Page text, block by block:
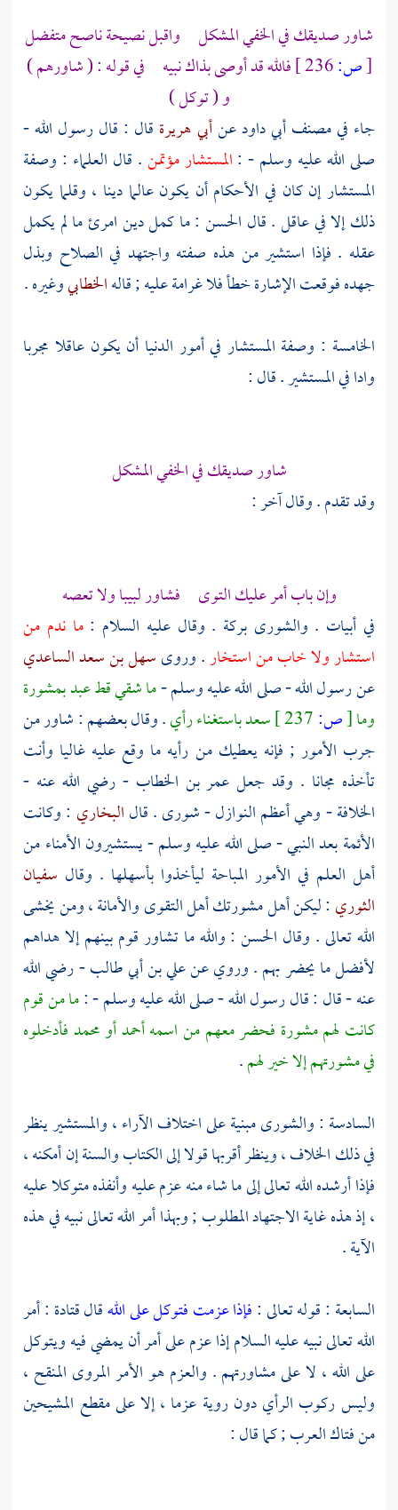
شاور صديقك في الخفي المشكل واقبل نصيحة ناصح متفضل
[ص:
فالله قد أوصى بذاك نبيه في قوله : ( شاورهم )
و ( توكل )
جاء في مصنفأبي داودعنأبي هريرة قال : قال رسول الله -
صلى الله عليه وسلم - :المستشار مؤتمن. قال العلماء : وصفة
المستشار إن كان في الأحكام أن يكون عالما دينا ، وقلما يكون
ذلك إلا في عاقل . قال الحسن : ما كمل دين امرئ ما لم يكمل
عقله . فإذا استشير من هذه صفته واجتهد في الصلاح وبذل
جهده فوقعت الإشارة خطأ فلا غرامة عليه ; قالهالخطابيوغيره .
الخامسة : وصفة المستشار في أمور الدنيا أن يكون عاقلا مجربا
وادا في المستشير . قال :
شاور صديقك في الخفي المشكل
وقد تقدم . وقال آخر :
وإن باب أمر عليك التوى فشاور لبيبا ولا تعصه
في أبيات . والشورى بركة . وقال عليه السلام :ما ندم من
استشار ولا خاب من استخار. وروىسهل بن سعد الساعدي
عن رسول الله - صلى الله عليه وسلم -ما شقي قط عبد بمشورة
وما[ص: سعد باستغناء رأي. وقال بعضهم : شاور من
جرب الأمور ; فإنه يعطيك من رأيه ما وقع عليه غاليا وأنت
تأخذه مجانا . وقد جعل عمر بن الخطاب- رضي الله عنه -
الخلافة - وهي أعظم النوازل - شورى . قالالبخاري : وكانت
الأئمة بعد النبي - صلى الله عليه وسلم - يستشيرون الأمناء من
أهل العلم في الأمور المباحة ليأخذوا بأسهلها . وقال سفيان
الثوري : ليكن أهل مشورتك أهل التقوى والأمانة ، ومن يخشى
الله تعالى . وقال الحسن : والله ما تشاور قوم بينهم إلا هداهم
لأفضل ما يحضر بهم . وروي عنعلي بن أبي طالب- رضي الله
عنه - قال : قال رسول الله - صلى الله عليه وسلم - :ما من قوم
كانت لهم مشورة فحضر معهم من اسمه أحمد أو محمد فأدخلوه
في مشورتهم إلا خير لهم.
السادسة : والشورى مبنية على اختلاف الآراء ، والمستشير ينظر
في ذلك الخلاف ، وينظر أقربها قولا إلى الكتاب والسنة إن أمكنه ،
فإذا أرشده الله تعالى إلى ما شاء منه عزم عليه وأنفذه متوكلا عليه
، إذ هذه غاية الاجتهاد المطلوب ; وبهذا أمر الله تعالى نبيه في هذه
الآية .
السابعة : قوله تعالى :فإذا عزمت فتوكل على اللهقالقتادة : أمر
الله تعالى نبيه عليه السلام إذا عزم على أمر أن يمضي فيه ويتوكل
على الله ، لا على مشاورتهم . والعزم هو الأمر المروى المنقح ،
وليس ركوب الرأي دون روية عزما ، إلا على مقطع المشيحين
من فتاك العرب ; كما قال :